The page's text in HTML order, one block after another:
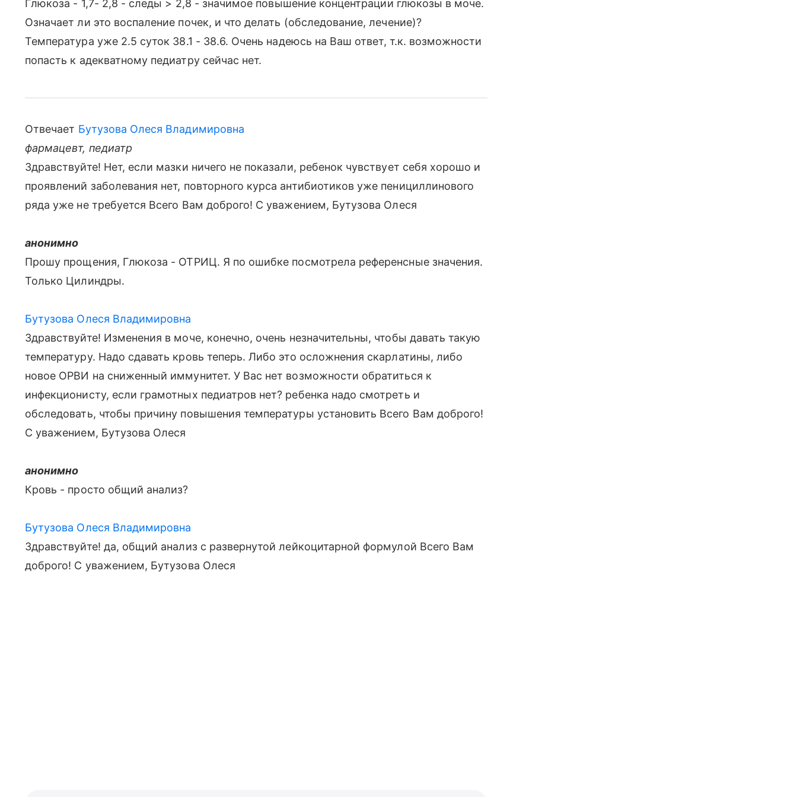
Глюкоза - 1,7- 2,8 - следы > 2,8 - значимое повышение концентрации глюкозы в моче.
Означает ли это воспаление почек, и что делать (обследование, лечение)?
Температура уже 2.5 суток 38.1 - 38.6. Очень надеюсь на Ваш ответ, т.к. возможности
попасть к адекватному педиатру сейчас нет.
Отвечает Бутузова Олеся Владимировна
фармацевт, педиатр
Здравствуйте! Нет, если мазки ничего не показали, ребенок чувствует себя хорошо и
проявлений заболевания нет, повторного курса антибиотиков уже пенициллинового
ряда уже не требуется Всего Вам доброго! С уважением, Бутузова Олеся
анонимно
Прошу прощения, Глюкоза - ОТРИЦ. Я по ошибке посмотрела референсные значения.
Только Цилиндры.
Бутузова Олеся Владимировна
Здравствуйте! Изменения в моче, конечно, очень незначительны, чтобы давать такую
температуру. Надо сдавать кровь теперь. Либо это осложнения скарлатины, либо
новое ОРВИ на сниженный иммунитет. У Вас нет возможности обратиться к
инфекционисту, если грамотных педиатров нет? ребенка надо смотреть и
обследовать, чтобы причину повышения температуры установить Всего Вам доброго!
С уважением, Бутузова Олеся
анонимно
Кровь - просто общий анализ?
Бутузова Олеся Владимировна
Здравствуйте! да, общий анализ с развернутой лейкоцитарной формулой Всего Вам
доброго! С уважением, Бутузова Олеся